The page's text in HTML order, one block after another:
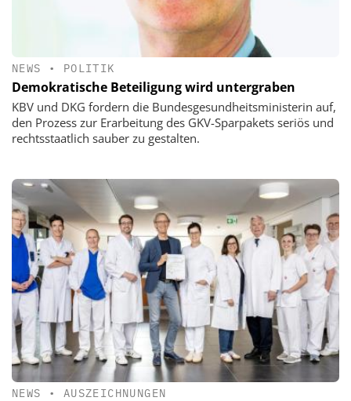
NEWS • POLITIK
Demokratische Beteiligung wird untergraben
KBV und DKG fordern die Bundesgesundheitsministerin auf,
den Prozess zur Erarbeitung des GKV-Sparpakets seriös und
rechtsstaatlich sauber zu gestalten.
NEWS • AUSZEICHNUNGEN